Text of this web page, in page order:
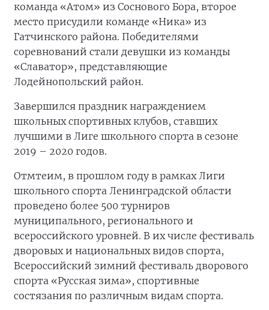
команда «Атом» из Соснового Бора, второе
место присудили команде «Ника» из
Гатчинского района. Победителями
соревнований стали девушки из команды
«Славатор», представляющие
Лодейнопольский район.
Завершился праздник награждением
школьных спортивных клубов, ставших
лучшими в Лиге школьного спорта в сезоне
2019 – 2020 годов.
Отмтеим, в прошлом году в рамках Лиги
школьного спорта Ленинградской области
проведено более 500 турниров
муниципального, регионального и
всероссийского уровней. В их числе фестиваль
дворовых и национальных видов спорта,
Всероссийский зимний фестиваль дворового
спорта «Русская зима», спортивные
состязания по различным видам спорта.